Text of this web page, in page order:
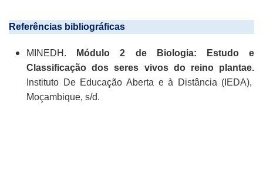
Referências bibliográficas
MINEDH. Módulo 2 de Biologia:
Estudo e
Classificação dos seres vivos do reino plantae.
Instituto De Educação Aberta e à Distância (IEDA),
Moçambique, s/d.